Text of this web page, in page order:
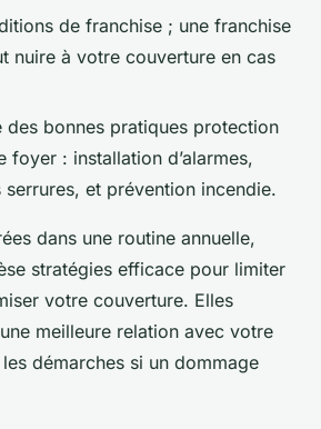
de franchise ; une franchise
nuire à votre couverture en cas
des bonnes pratiques protection
foyer : installation d’alarmes,
et prévention incendie.
dans une routine annuelle,
stratégies efficace pour limiter
votre couverture. Elles
meilleure relation avec votre
démarches si un dommage